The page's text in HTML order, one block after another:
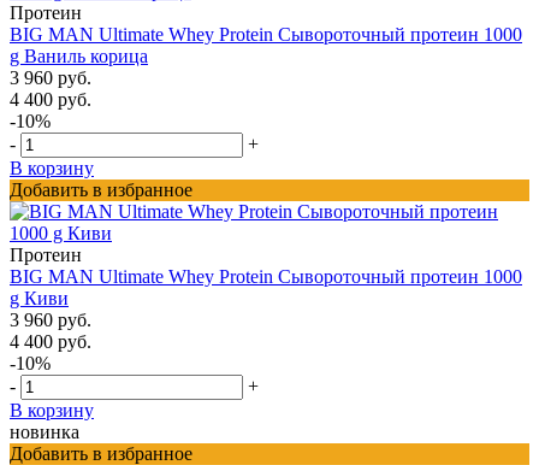
Протеин
BIG MAN Ultimate Whey Protein Сывороточный протеин 1000
g Ваниль корица
3 960 руб.
4 400 руб.
-10%
-
+
В корзину
Добавить в избранное
Протеин
BIG MAN Ultimate Whey Protein Сывороточный протеин 1000
g Киви
3 960 руб.
4 400 руб.
-10%
-
+
В корзину
новинка
Добавить в избранное